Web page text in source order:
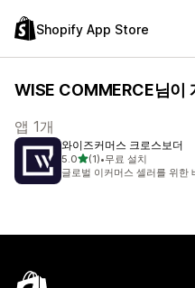
Shopify App Store
WISE COMMERCE님이
앱 1개
와이즈커머스 크로스보더
5.0별 5개 중
(1)
총 리뷰 1개
•무료 설치
글로벌 이커머스 셀러를 위한